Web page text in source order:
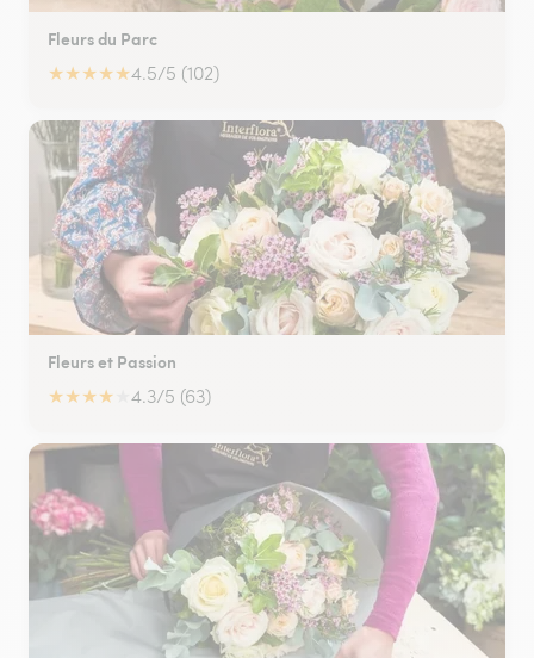
Fleurs du Parc
★★★★★4.5/5 (102)
Fleurs et Passion
★★★★ 4.3/5 (63)